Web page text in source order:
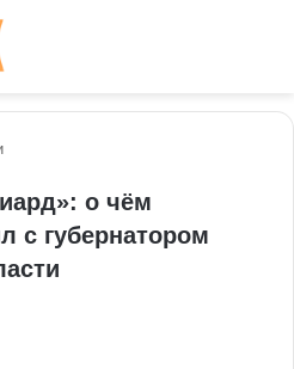
о чём
с губернатором